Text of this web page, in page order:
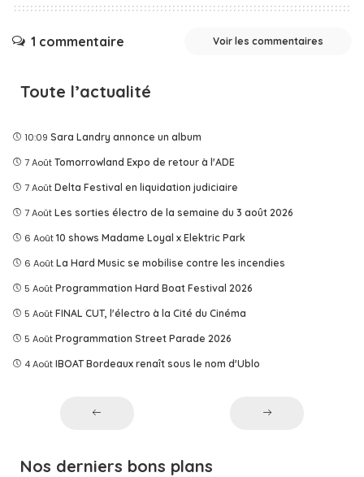
1 commentaire Voir les commentaires
Toute l’actualité
10:09 Sara Landry annonce un album
7 Août Tomorrowland Expo de retour à l'ADE
7 Août Delta Festival en liquidation judiciaire
7 Août Les sorties électro de la semaine du 3 août 2026
6 Août 10 shows Madame Loyal x Elektric Park
6 Août La Hard Music se mobilise contre les incendies
5 Août Programmation Hard Boat Festival 2026
5 Août FINAL CUT, l'électro à la Cité du Cinéma
5 Août Programmation Street Parade 2026
4 Août IBOAT Bordeaux renaît sous le nom d'Ublo
Nos derniers bons plans